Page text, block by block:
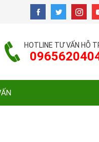
HOTLINE TƯ VẤN HỖ